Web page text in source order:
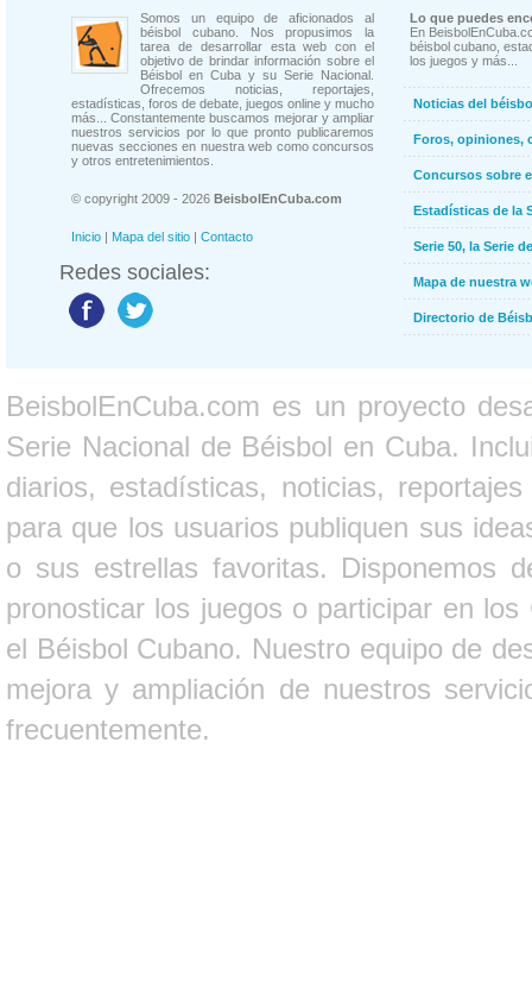
Somos un equipo de aficionados al
béisbol cubano. Nos propusimos la
tarea de desarrollar esta web con el
objetivo de brindar información sobre el
Béisbol en Cuba y su Serie Nacional.
Ofrecemos noticias, reportajes,
estadísticas, foros de debate, juegos online y mucho
más... Constantemente buscamos mejorar y ampliar
nuestros servicios por lo que pronto publicaremos
nuevas secciones en nuestra web como concursos
y otros entretenimientos.
© copyright 2009 - 2026 BeisbolEnCuba.com
Inicio | Mapa del sitio | Contacto
Redes sociales:
Lo que puedes
En
béisbol cubano,
los juegos y más...
Noticias del
Foros, opiniones,
Concursos sobre
Estadísticas de la
Serie 50, la Serie
Mapa de nuestra
Directorio de
BeisbolEnCuba.com es un proyecto
Serie Nacional de Béisbol en Cuba.
diarios, estadísticas, noticias,
para que los usuarios publiquen sus
o sus estrellas favoritas. Disponemos
pronosticar los juegos o participar en
el Béisbol Cubano. Nuestro equipo de
mejora y ampliación de nuestros
frecuentemente.